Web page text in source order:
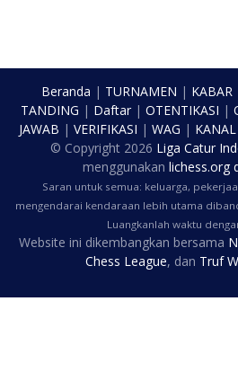
Beranda | TURNAMEN | KABAR
TANDING | Daftar| OTENTIKASI |
JAWAB | VERIFIKASI | WAG | KANAL
© Copyright 2026 Liga Catur
menggunakan lichess.org
Saran untuk semua: keluarga,
mengendarai kendaraan lebih utama
Luangkanlah waktu
Website ini dikembangkan bersama
Chess League, dan Truf